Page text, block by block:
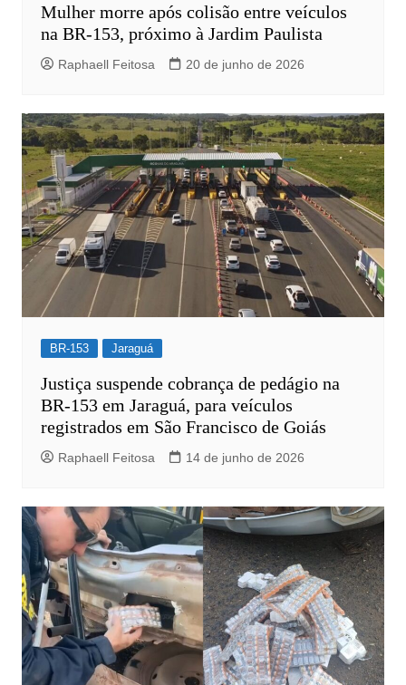
Mulher morre após colisão entre veículos
na BR-153, próximo à Jardim Paulista
Raphaell Feitosa 20 de junho de 2026
BR-153 Jaraguá
Justiça suspende cobrança de pedágio na
BR-153 em Jaraguá, para veículos
registrados em São Francisco de Goiás
Raphaell Feitosa 14 de junho de 2026